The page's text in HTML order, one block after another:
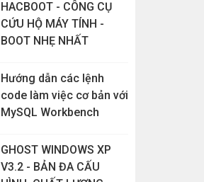
HACBOOT - CÔNG CỤ
CỨU HỘ MÁY TÍNH -
BOOT NHẸ NHẤT
Hướng dẫn các lệnh
code làm việc cơ bản với
MySQL Workbench
GHOST WINDOWS XP
V3.2 - BẢN ĐA CẤU